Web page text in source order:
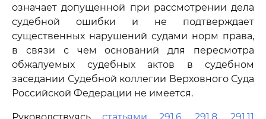
означает допущенной при рассмотрении дела
судебной ошибки и не подтверждает
существенных нарушений судами норм права,
в связи с чем оснований для пересмотра
обжалуемых судебных актов в судебном
заседании Судебной коллегии Верховного Суда
Российской Федерации не имеется.